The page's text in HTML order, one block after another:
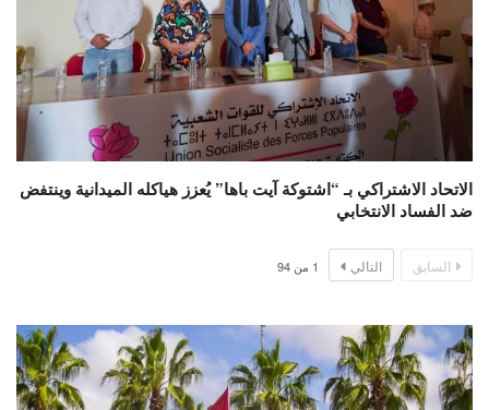
الاتحاد الاشتراكي بـ “اشتوكة آيت باها” يُعزز هياكله الميدانية وينتفض
ضد الفساد الانتخابي
السابق التالي 1 من 94